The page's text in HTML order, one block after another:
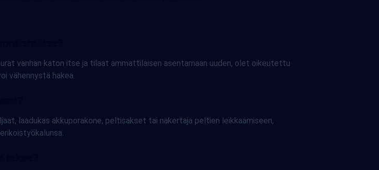
vanhan katon itse ja tilaat ammattilaisen asentamaan uuden, olet oikeutettu
vähennystä hakea.
laadukas akkuporakone, peltisakset tai nakertaja peltien leikkaamiseen,